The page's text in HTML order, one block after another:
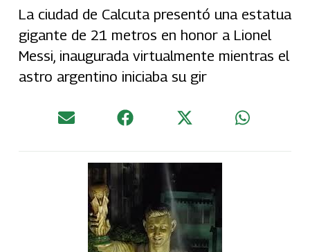
La ciudad de Calcuta presentó una estatua
gigante de 21 metros en honor a Lionel
Messi, inaugurada virtualmente mientras el
astro argentino iniciaba su gir